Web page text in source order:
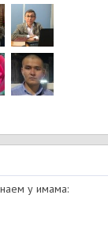
у имама: